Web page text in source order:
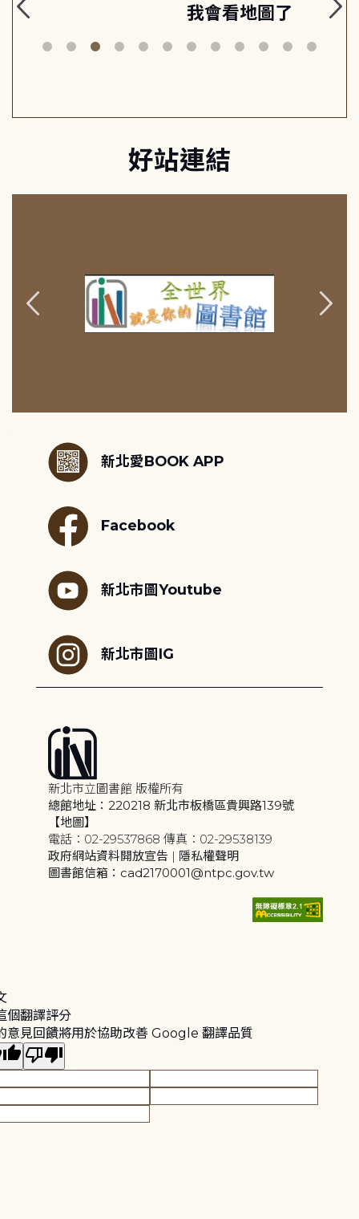
我會看地圖了
美
好站連結
新北愛BOOK APP
Facebook
新北市圖Youtube
新北市圖IG
新北市立圖書館 版權所有
總館地址：220218 新北市板橋區貴興路139號
【地圖】
電話：02-29537868 傳真：02-29538139
政府網站資料開放宣告 | 隱私權聲明
圖書館信箱：cad2170001@ntpc.gov.tw
個翻譯評分
意見回饋將用於協助改善 Google 翻譯品質